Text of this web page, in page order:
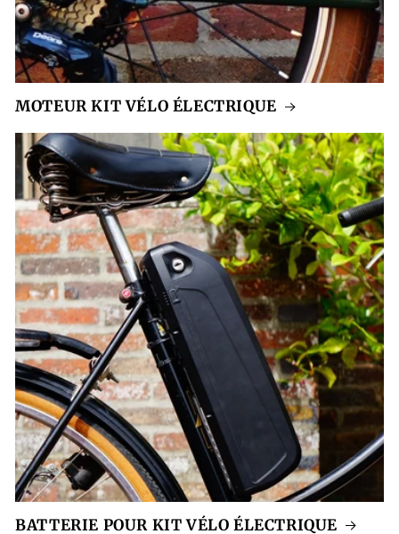
MOTEUR KIT VÉLO ÉLECTRIQUE
BATTERIE POUR KIT VÉLO ÉLECTRIQUE